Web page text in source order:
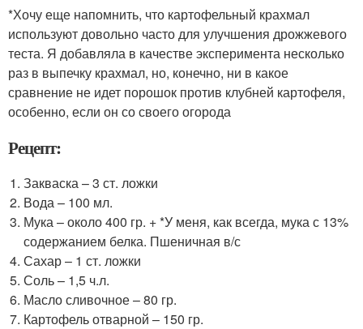
*Хочу еще напомнить, что картофельный крахмал
используют довольно часто для улучшения дрожжевого
теста. Я добавляла в качестве эксперимента несколько
раз в выпечку крахмал, но, конечно, ни в какое
сравнение не идет порошок против клубней картофеля,
особенно, если он со своего огорода
Рецепт:
Закваска – 3 ст. ложки
Вода – 100 мл.
Мука – около 400 гр. + *У меня, как всегда, мука с 13%
содержанием белка. Пшеничная в/с
Сахар – 1 ст. ложки
Соль – 1,5 ч.л.
Масло сливочное – 80 гр.
Картофель отварной – 150 гр.